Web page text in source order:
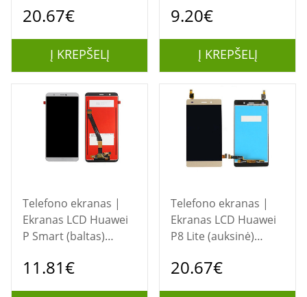
(juodas) restauruotas
20.67€
Į KREPŠELĮ
9.20€
Į KREPŠELĮ
Telefono ekranas |
Ekranas LCD Huawei
P Smart (baltas)
11.81€
Telefono ekranas |
Ekranas LCD Huawei
P8 Lite (auksinė)
20.67€